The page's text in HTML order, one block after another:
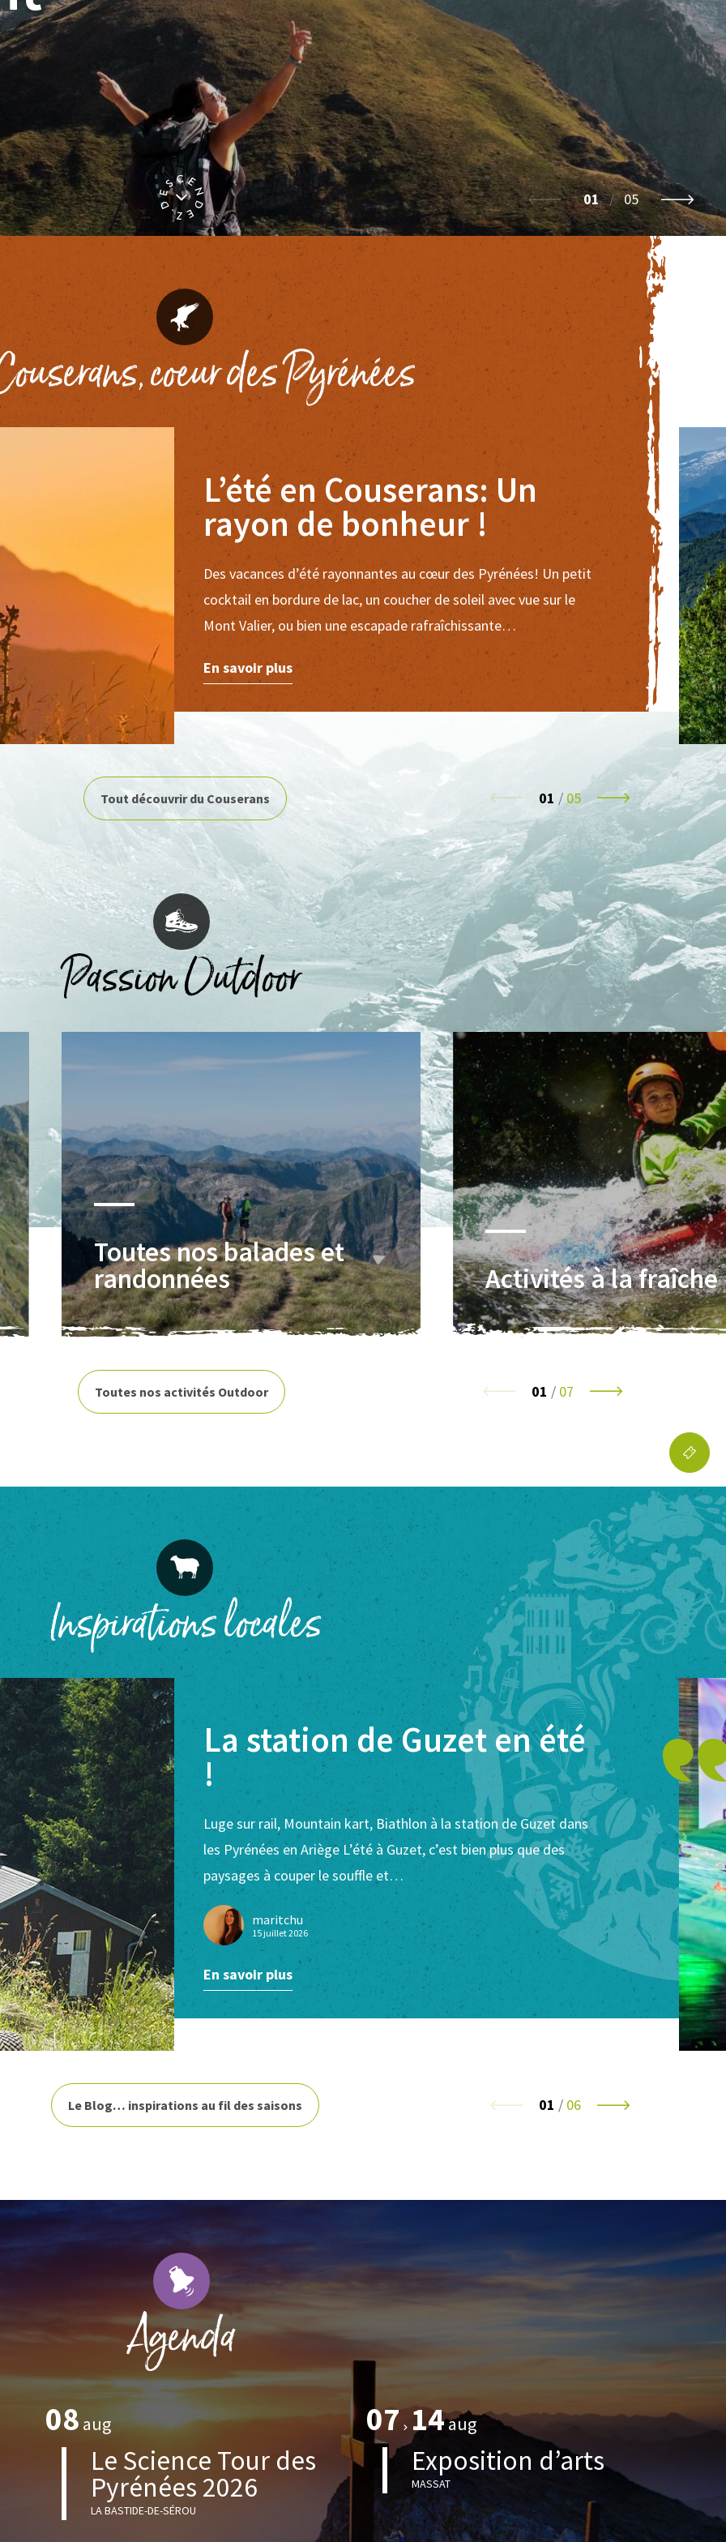
01 / 05
coeur des Pyrénées
L’été en Couserans: Un
rayon de bonheur !
Des vacances d’été rayonnantes au cœur des Pyrénées! Un petit
cocktail en bordure de lac, un coucher de soleil avec vue sur le
Mont Valier, ou bien une escapade rafraîchissante…
En savoir plus
Tout découvrir du Couserans 01 /05
Passion Outdoor
Toutes nos balades et
randonnées Activités à la fraîche
Toutes nos activités Outdoor 01 / 07
Inspirations locales
La station de Guzet en été
!
Luge sur rail, Mountain kart, Biathlon à la station de Guzet dans
les Pyrénées en Ariège L’été à Guzet, c’est bien plus que des
paysages à couper le souffle et…
maritchu
15 juillet 2026
En savoir plus
Le Blog… inspirations au fil des saisons 01 / 06
Agenda
08 aug
Le Science Tour des
Pyrénées 2026
LA BASTIDE-DE-SÉROU
07 14aug
Exposition d’arts
MASSAT